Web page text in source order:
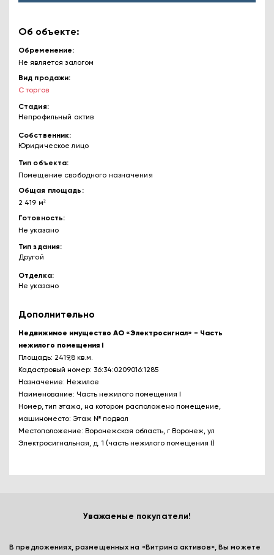
Об объекте:
Обременение
Не является залогом
Вид продажи
С торгов
Стадия
Непрофильный актив
Собственник
Юридическое лицо
Тип объекта
Помещение свободного назначения
Общая площадь
2 419 м²
Готовность
Не указано
Тип здания
Другой
Отделка
Не указано
Дополнительно
Недвижимое имущество АО «Электросигнал» - Часть
нежилого помещения I
Площадь: 2419,8 кв.м.
Кадастровый номер: 36:34:0209016:1285
Назначение: Нежилое
Наименование: Часть нежилого помещения I
Номер, тип этажа, на котором расположено помещение,
машиноместо: Этаж № подвал
Местоположение: Воронежская область, г Воронеж, ул
Электросигнальная, д. 1 (часть нежилого помещения I)
Уважаемые покупатели!
В предложениях, размещенных на «Витрина активов», Вы можете